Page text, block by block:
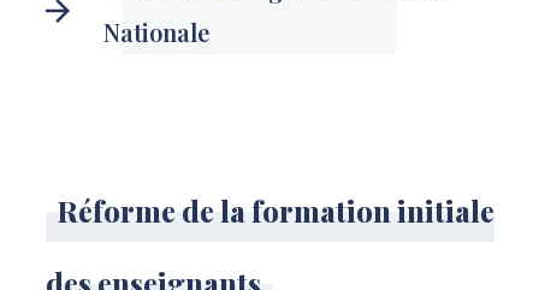
Nationale
Réforme de la formation initiale